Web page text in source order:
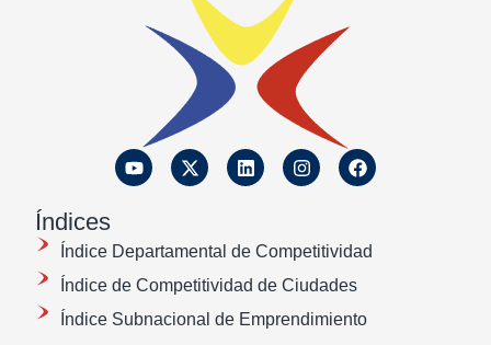
Índices
Índice Departamental de Competitividad
Índice de Competitividad de Ciudades
Índice Subnacional de Emprendimiento